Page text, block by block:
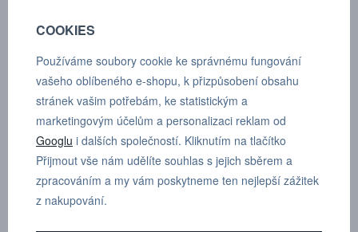
Pneumatická bruska
kleštinová GP-824CA,
kleština 6mm
Kat.číslo: GP 824CA
skladem
Cena na dotaz
Kleštinová bruska úhlová
302B
skladem
Cena na dotaz
COOKIES
Používáme soubory cookie ke správnému fungování
vašeho oblíbeného e-shopu, k přizpůsobení obsahu
stránek vašim potřebám, ke statistickým a
marketingovým účelům a personalizaci reklam od
Googlu i dalších společností. Kliknutím na tlačítko
Přijmout vše nám udělíte souhlas s jejich sběrem a
zpracováním a my vám poskytneme ten nejlepší zážitek
z nakupování.